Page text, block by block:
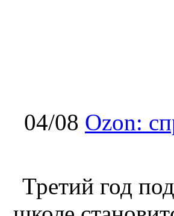
04/08 Ozon:
Третий год